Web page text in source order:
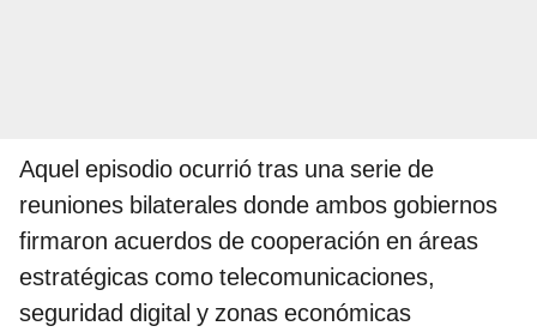
Aquel episodio ocurrió tras una serie de
reuniones bilaterales donde ambos gobiernos
firmaron acuerdos de cooperación en áreas
estratégicas como telecomunicaciones,
seguridad digital y zonas económicas